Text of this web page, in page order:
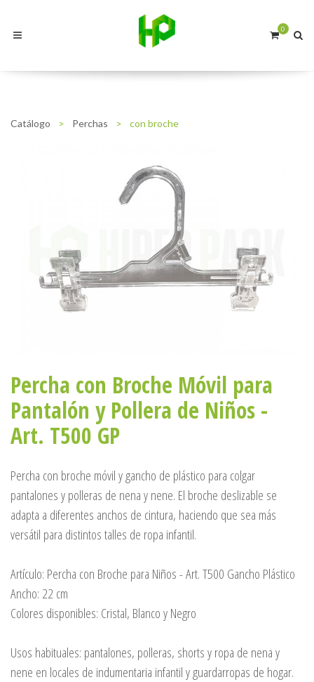
0
Catálogo > Perchas > con broche
Percha con Broche Móvil para
Pantalón y Pollera de Niños -
Art. T500 GP
Percha con broche móvil y gancho de plástico para colgar
pantalones y polleras de nena y nene. El broche deslizable se
adapta a diferentes anchos de cintura, haciendo que sea más
versátil para distintos talles de ropa infantil.
Artículo: Percha con Broche para Niños - Art. T500 Gancho Plástico
Ancho: 22 cm
Colores disponibles: Cristal, Blanco y Negro
Usos habituales: pantalones, polleras, shorts y ropa de nena y
nene en locales de indumentaria infantil y guardarropas de hogar.